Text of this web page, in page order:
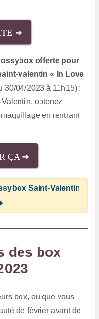
➜
offerte pour
valentin « In Love
30/04/2023 à 11h15) :
Valentin, obtenez
en rentrant
ÇA ➜
Saint-Valentin
des box
box, ou que vous
de février avant de